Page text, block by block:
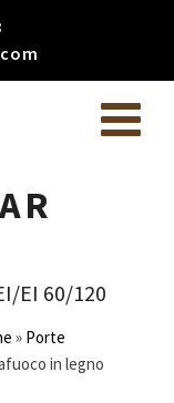
EI 60/120
» Porte
in legno